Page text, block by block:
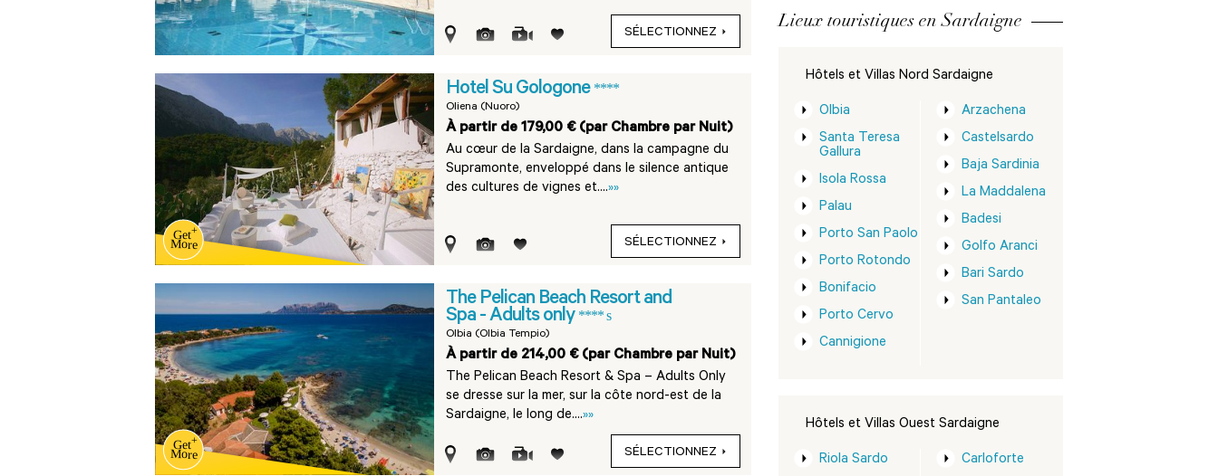
SÉLECTIONNEZ
Hotel Su Gologone ****
Oliena (Nuoro)
À partir de 179,00 € (par Chambre par Nuit)
Au cœur de la Sardaigne, dans la campagne du
Supramonte, enveloppé dans le silence antique
des cultures de vignes et....»»
SÉLECTIONNEZ
The Pelican Beach Resort and
Spa - Adults only **** s
Olbia (Olbia Tempio)
À partir de 214,00 € (par Chambre par Nuit)
The Pelican Beach Resort & Spa – Adults Only
se dresse sur la mer, sur la côte nord-est de la
Sardaigne, le long de....»»
SÉLECTIONNEZ
Lieux touristiques en Sardaigne
Hôtels et Villas Nord Sardaigne
Olbia
Santa Teresa
Gallura
Isola Rossa
Palau
Porto San Paolo
Porto Rotondo
Bonifacio
Porto Cervo
Cannigione
Arzachena
Castelsardo
Baja Sardinia
La Maddalena
Badesi
Golfo Aranci
Bari Sardo
San Pantaleo
Hôtels et Villas Ouest Sardaigne
Riola Sardo
Carloforte